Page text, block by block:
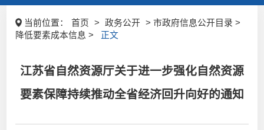
当前位置： 首页 > 政务公开
> 市政府信息公开目录 >
降低要素成本信息 >
正文
江苏省自然资源厅关于进一步强化自然资源
要素保障持续推动全省经济回升向好的通知